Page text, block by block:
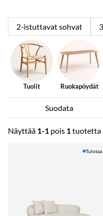
2-istuttavat sohvat
Tuolit Ruokapöydät
Suodata
Näyttää 1-1 pois 1tuotetta
Tulossa